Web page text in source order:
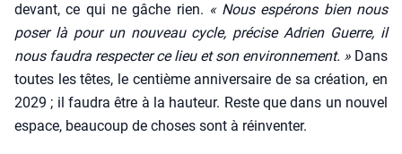
devant, ce qui ne gâche rien. « Nous espé­rons bien nous
poser là pour un nou­veau cycle, pré­cise Adrien Guerre, il
nous fau­dra res­pec­ter ce lieu et son envi­ron­ne­ment. » Dans
toutes les têtes, le cen­tième anni­ver­saire de sa créa­tion, en
2029 ; il fau­dra être à la hau­teur. Reste que dans un nou­vel
espace, beau­coup de choses sont à réin­ven­ter.